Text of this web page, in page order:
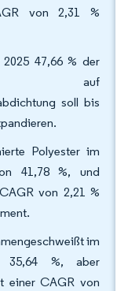
von 2,31 %
47,66 % der
auf
soll bis
Polyester im
41,78 %, und
von 2,21 %
im
%, aber
einer CAGR von